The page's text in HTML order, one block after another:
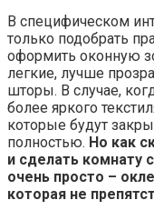
В специфическом
только подобрать
оформить оконную
легкие, лучше
шторы. В случае,
более яркого
которые будут
полностью. Но как
и сделать комнату
очень просто –
которая не